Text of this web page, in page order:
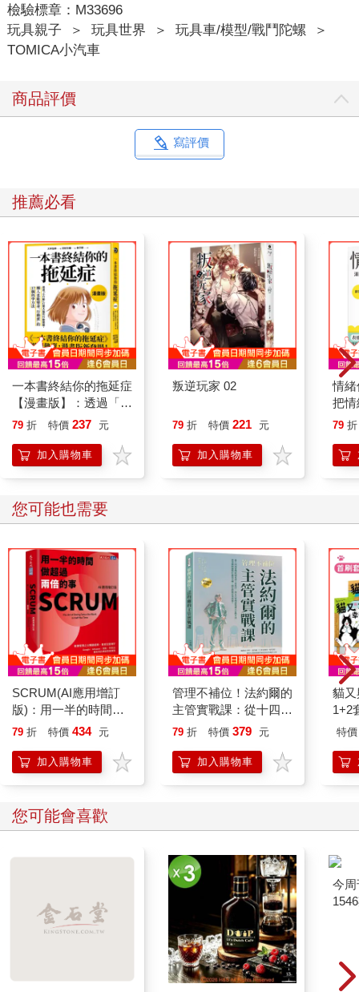
檢驗標章：M33696
玩具親子
＞ 玩具世界 ＞ 玩具車/模型/戰鬥陀螺
＞
TOMICA小汽車
商品評價
寫評價
推薦必看
一本書終結你的拖延症
【漫畫版】：透過「小
行動」打開大腦的行動
「行動派」的37個科
學方法
79 折 特價 237 元
加入購物車
叛逆玩家 02
79 折 特價 221 元
加入購物車
情
把
誰
79 折
您可能也需要
SCRUM(AI應用增訂
版)：用一半的時間做
超過兩倍的事
79 折 特價 434 元
加入購物車
管理不補位！法約爾的
主管實戰課：從十四項
管理原則看清工作秩
立行動方法，帶領團隊
擺脫忙亂與空轉，穩定
79 折 特價 379 元
加入購物車
貓
1+2
贈
籤)
特價
您可能會喜歡